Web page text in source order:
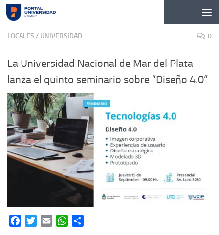
Skip to content
LOCALES / UNIVERSIDAD 0
La Universidad Nacional de Mar del Plata
lanza el quinto seminario sobre “Diseño 4.0”
FacebookTwitterEmail WhatsApp